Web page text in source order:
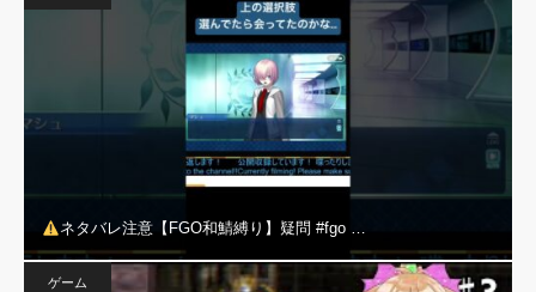
ネタバレ注意【FGO和鯖縛り】疑問 #fgo …
ゲーム